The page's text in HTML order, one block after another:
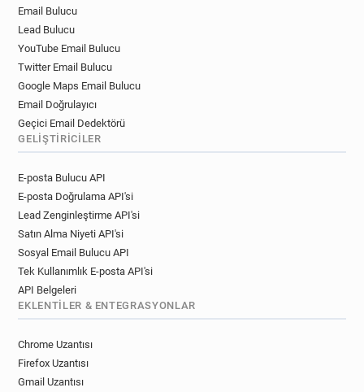
Email Bulucu
Lead Bulucu
YouTube Email Bulucu
Twitter Email Bulucu
Google Maps Email Bulucu
Email Doğrulayıcı
Geçici Email Dedektörü
GELIŞTIRICILER
E-posta Bulucu API
E-posta Doğrulama API'si
Lead Zenginleştirme API'si
Satın Alma Niyeti API'si
Sosyal Email Bulucu API
Tek Kullanımlık E-posta API'si
API Belgeleri
EKLENTILER & ENTEGRASYONLAR
Chrome Uzantısı
Firefox Uzantısı
Gmail Uzantısı